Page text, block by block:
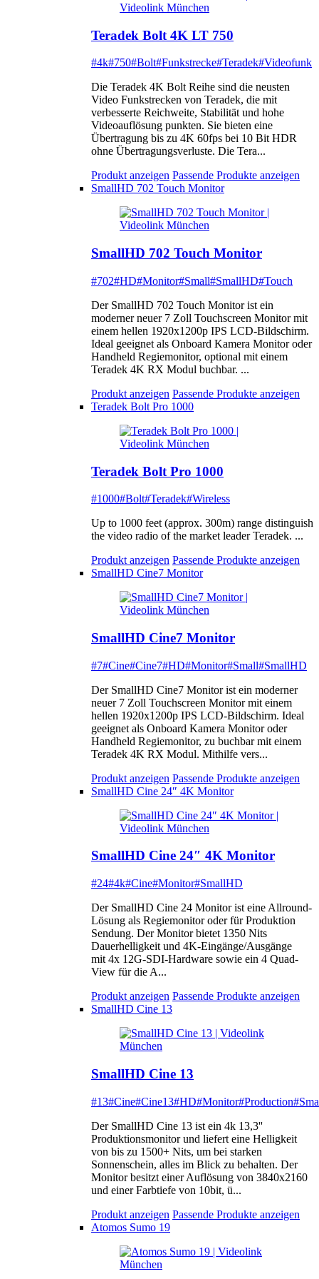
Teradek Bolt 4K LT 750
#4k#750#Bolt#Funkstrecke#Teradek#Videofunk
Die Teradek 4K Bolt Reihe sind die neusten
Video Funkstrecken von Teradek, die mit
verbesserte Reichweite, Stabilität und hohe
Videoauflösung punkten. Sie bieten eine
Übertragung bis zu 4K 60fps bei 10 Bit HDR
ohne Übertragungsverluste. Die Tera...
Produkt anzeigen Passende Produkte anzeigen
SmallHD 702 Touch Monitor
SmallHD 702 Touch Monitor
#702#HD#Monitor#Small#SmallHD#Touch
Der SmallHD 702 Touch Monitor ist ein
moderner neuer 7 Zoll Touchscreen Monitor mit
einem hellen 1920x1200p IPS LCD-Bildschirm.
Ideal geeignet als Onboard Kamera Monitor oder
Handheld Regiemonitor, optional mit einem
Teradek 4K RX Modul buchbar. ...
Produkt anzeigen Passende Produkte anzeigen
Teradek Bolt Pro 1000
Teradek Bolt Pro 1000
#1000#Bolt#Teradek#Wireless
Up to 1000 feet (approx. 300m) range distinguish
the video radio of the market leader Teradek. ...
Produkt anzeigen Passende Produkte anzeigen
SmallHD Cine7 Monitor
SmallHD Cine7 Monitor
#7#Cine#Cine7#HD#Monitor#Small#SmallHD
Der SmallHD Cine7 Monitor ist ein moderner
neuer 7 Zoll Touchscreen Monitor mit einem
hellen 1920x1200p IPS LCD-Bildschirm. Ideal
geeignet als Onboard Kamera Monitor oder
Handheld Regiemonitor, zu buchbar mit einem
Teradek 4K RX Modul. Mithilfe vers...
Produkt anzeigen Passende Produkte anzeigen
SmallHD Cine 24″ 4K Monitor
SmallHD Cine 24″ 4K Monitor
#24#4k#Cine#Monitor#SmallHD
Der SmallHD Cine 24 Monitor ist eine Allround-
Lösung als Regiemonitor oder für Produktion
Sendung. Der Monitor bietet 1350 Nits
Dauerhelligkeit und 4K-Eingänge/Ausgänge
mit 4x 12G-SDI-Hardware sowie ein 4 Quad-
View für die A...
Produkt anzeigen Passende Produkte anzeigen
SmallHD Cine 13
SmallHD Cine 13
#13#Cine#Cine13#HD#Monitor#Production
Der SmallHD Cine 13 ist ein 4k 13,3''
Produktionsmonitor und liefert eine Helligkeit
von bis zu 1500+ Nits, um bei starken
Sonnenschein, alles im Blick zu behalten. Der
Monitor besitzt einer Auflösung von 3840x2160
und einer Farbtiefe von 10bit, ü...
Produkt anzeigen Passende Produkte anzeigen
Atomos Sumo 19